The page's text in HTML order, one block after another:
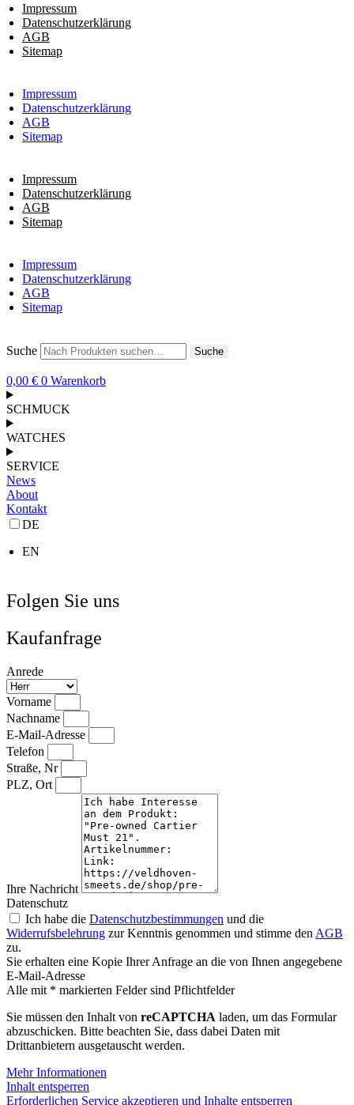
Impressum
Datenschutzerklärung
AGB
Sitemap
Impressum
Datenschutzerklärung
AGB
Sitemap
Impressum
Datenschutzerklärung
AGB
Sitemap
Impressum
Datenschutzerklärung
AGB
Sitemap
Suche Suche
0,00 € 0 Warenkorb
SCHMUCK
WATCHES
SERVICE
News
About
Kontakt
DE
EN
Folgen Sie uns
Kaufanfrage
Anrede
Vorname
Nachname
E-Mail-Adresse
Telefon
Straße, Nr
PLZ, Ort
Ihre Nachricht
Datenschutz
Ich habe die Datenschutzbestimmungen und die
Widerrufsbelehrung zur Kenntnis genommen und stimme den AGB
zu.
Sie erhalten eine Kopie Ihrer Anfrage an die von Ihnen angegebene
E-Mail-Adresse
Alle mit * markierten Felder sind Pflichtfelder
Sie müssen den Inhalt von reCAPTCHA laden, um das Formular
abzuschicken. Bitte beachten Sie, dass dabei Daten mit
Drittanbietern ausgetauscht werden.
Mehr Informationen
Inhalt entsperren
Erforderlichen Service akzeptieren und Inhalte entsperren